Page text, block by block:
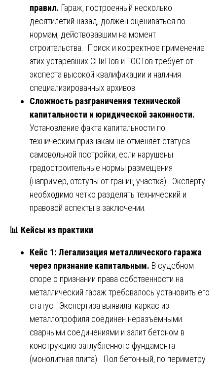
правил. Гараж, построенный несколько
десятилетий назад, должен оцениваться по
нормам, действовавшим на момент
строительства. Поиск и корректное применение
этих устаревших СНиПов и ГОСТов требует от
эксперта высокой квалификации и наличия
специализированных архивов.
Сложность разграничения технической
капитальности и юридической законности.
Установление факта капитальности по
техническим признакам не отменяет статуса
самовольной постройки, если нарушены
градостроительные нормы размещения
(например, отступы от границ участка). Эксперту
необходимо четко разделять технический и
правовой аспекты в заключении.
📊 Кейсы из практики
Кейс 1: Легализация металлического гаража
через признание капитальным. В судебном
споре о признании права собственности на
металлический гараж требовалось установить его
статус. Экспертиза выявила: каркас из
металлопрофиля соединен неразъемными
сварными соединениями и залит бетоном в
конструкцию заглубленного фундамента
(монолитная плита). Пол бетонный, по периметру